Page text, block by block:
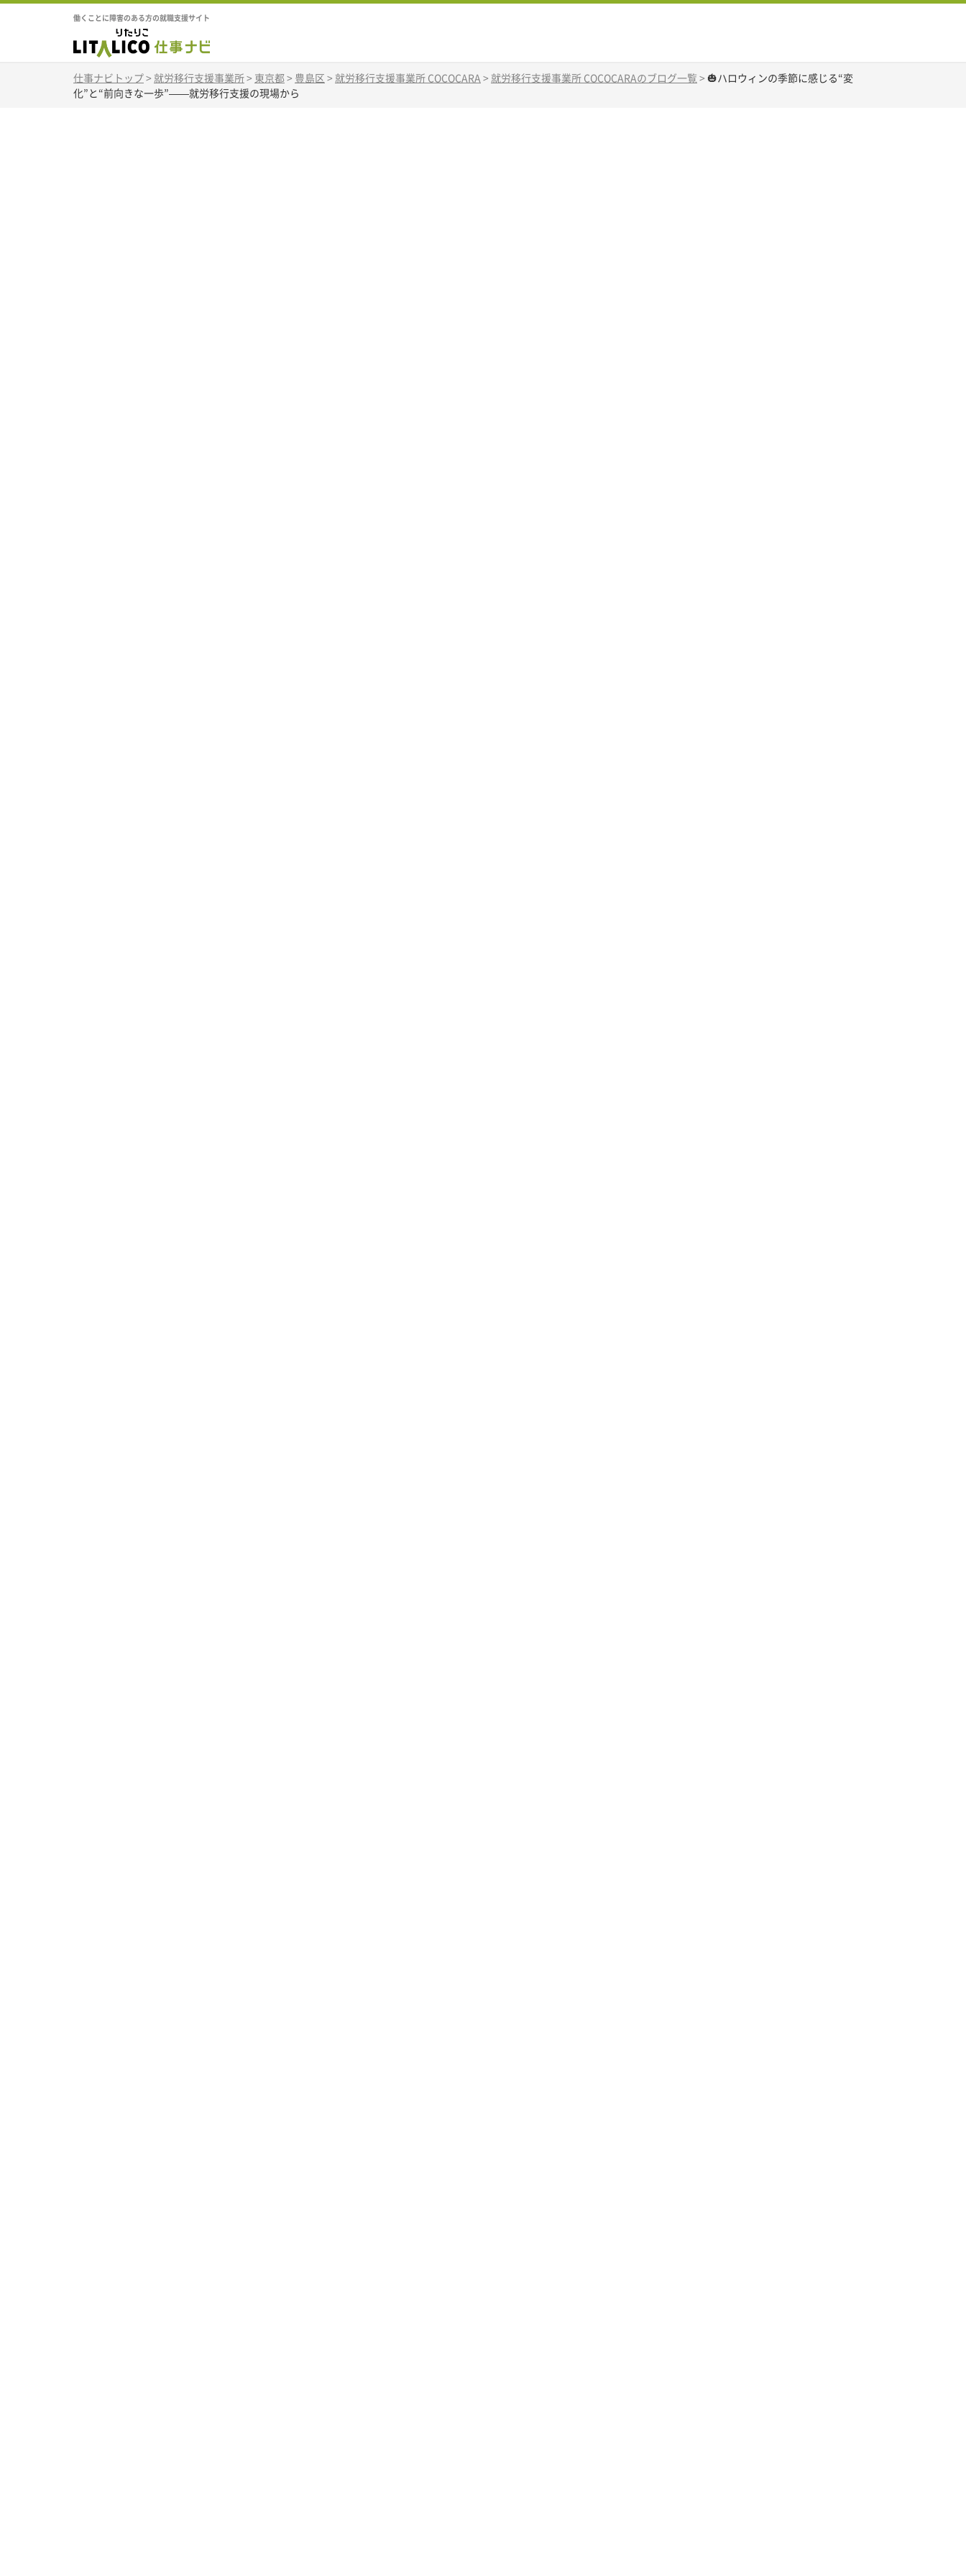
働くことに障害のある方の就職支援サイト
仕事ナビトップ> 就労移行支援事業所> 東京都> 豊島区 > 就労移行支援事業所 COCOCARA > 就労移行支援事業所 COCOCARAのブログ一覧 > 🎃ハロウィンの季節に感じる“変
化”と“前向きな一歩”——就労移行支援の現場から